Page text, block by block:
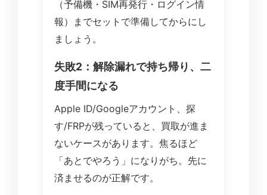
（予備機・SIM再発行・ログイン情
報）までセットで準備してからにし
ましょう。
失敗2：解除漏れで持ち帰り、二
度手間になる
Apple ID/Googleアカウント、探
す/FRPが残っていると、買取が進ま
ないケースがあります。焦るほど
「あとでやろう」になりがち。先に
済ませるのが正解です。